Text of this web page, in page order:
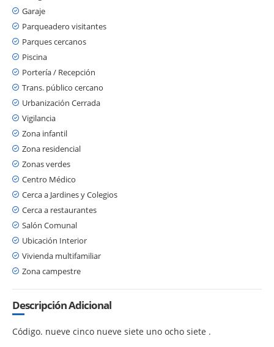
Garaje
Parqueadero visitantes
Parques cercanos
Piscina
Portería / Recepción
Trans. público cercano
Urbanización Cerrada
Vigilancia
Zona infantil
Zona residencial
Zonas verdes
Centro Médico
Cerca a Jardines y Colegios
Cerca a restaurantes
Salón Comunal
Ubicación Interior
Vivienda multifamiliar
Zona campestre
Descripción Adicional
Código. nueve cinco nueve siete uno ocho siete .